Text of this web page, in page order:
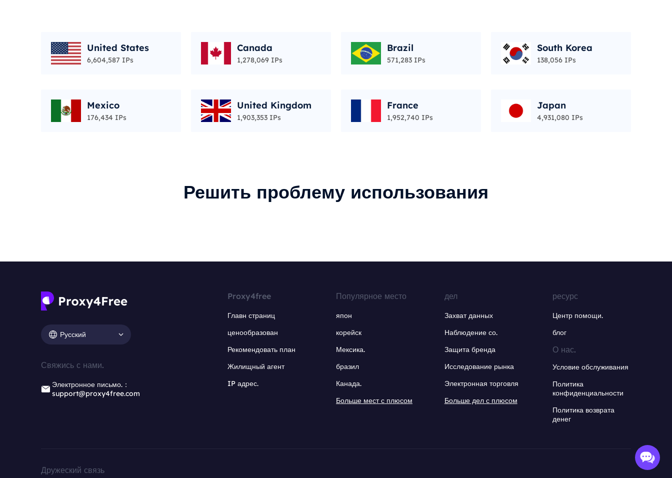
United States
6,604,587 IPs
Canada
1,278,069 IPs
Brazil
571,283 IPs
South Korea
138,056 IPs
Mexico
176,434 IPs
United Kingdom
1,903,353 IPs
France
1,952,740 IPs
Japan
4,931,080 IPs
Решить проблему использования
Русский
Свяжись с нами.
Электронное письмо.：
support@proxy4free.com
Proxy4free
Главн страниц
ценообразован
Рекомендовать план
Жилищный агент
IP адрес.
Популярное место
япон
корейск
Мексика.
бразил
Канада.
Больше мест с плюсом
дел
Захват данных
Наблюдение со.
Защита бренда
Исследование рынка
Электронная торговля
Больше дел с плюсом
ресурс
Центр помощи.
блог
О нас.
Условие обслуживания
Политика
конфиденциальности
Политика возврата
денег
Дружеский связь